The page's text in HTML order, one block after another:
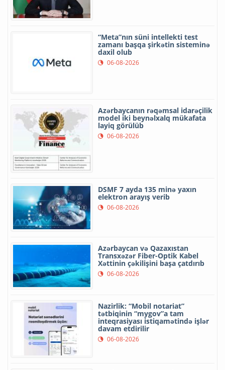
“Meta”nın süni intellekti test
zamanı başqa şirkətin sisteminə
daxil olub
06-08-2026
Azərbaycanın rəqəmsal idarəçilik
model iki beynəlxalq mükafata
layiq görülüb
06-08-2026
DSMF 7 ayda 135 minə yaxın
elektron arayış verib
06-08-2026
Azərbaycan və Qazaxıstan
Transxəzər Fiber-Optik Kabel
Xəttinin çəkilişini başa çatdırıb
06-08-2026
Nazirlik: “Mobil notariat”
tətbiqinin “mygov”a tam
inteqrasiyası istiqamətində işlər
davam etdirilir
06-08-2026